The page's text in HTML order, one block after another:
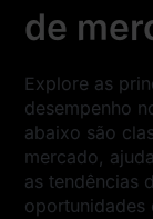
de
Explore as
desempenho
abaixo são
mercado,
as tendências
oportunidades